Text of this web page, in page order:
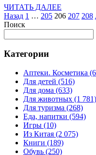
ЧИТАТЬ ДАЛЕЕ
ДАЛЕЕ
Пагинация
записей
Назад 1 … 205 206 207 208
Поиск
Категории
Аптеки. Косметика
Для детей (516)
Для дома (633)
Для животных (1 781)
Для туризма (268)
Еда, напитки (594)
Игры (10)
Из Китая (2 075)
Книги (189)
Обувь (250)